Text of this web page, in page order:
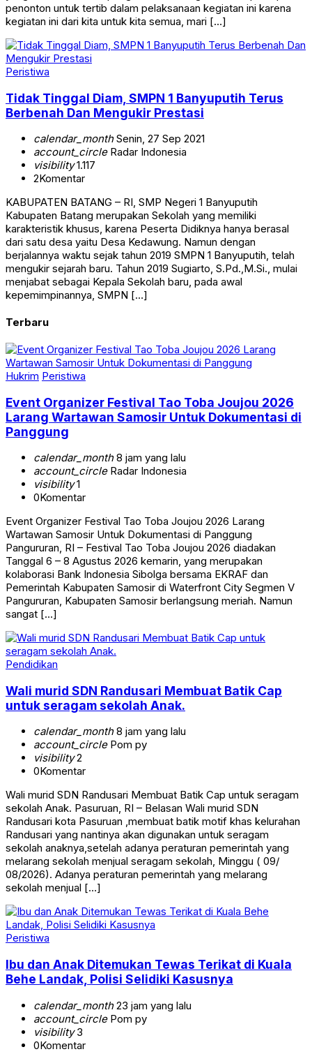
penonton untuk tertib dalam pelaksanaan kegiatan ini karena
kegiatan ini dari kita untuk kita semua, mari […]
Peristiwa
Tidak Tinggal Diam, SMPN 1 Banyuputih Terus
Berbenah Dan Mengukir Prestasi
calendar_monthSenin, 27 Sep 2021
account_circleRadar Indonesia
visibility1.117
2Komentar
KABUPATEN BATANG – RI, SMP Negeri 1 Banyuputih
Kabupaten Batang merupakan Sekolah yang memiliki
karakteristik khusus, karena Peserta Didiknya hanya berasal
dari satu desa yaitu Desa Kedawung. Namun dengan
berjalannya waktu sejak tahun 2019 SMPN 1 Banyuputih, telah
mengukir sejarah baru. Tahun 2019 Sugiarto, S.Pd.,M.Si., mulai
menjabat sebagai Kepala Sekolah baru, pada awal
kepemimpinannya, SMPN […]
Terbaru
Hukrim Peristiwa
Event Organizer Festival Tao Toba Joujou 2026
Larang Wartawan Samosir Untuk Dokumentasi di
Panggung
calendar_month8 jam yang lalu
account_circleRadar Indonesia
visibility1
0Komentar
Event Organizer Festival Tao Toba Joujou 2026 Larang
Wartawan Samosir Untuk Dokumentasi di Panggung
Pangururan, RI – Festival Tao Toba Joujou 2026 diadakan
Tanggal 6 – 8 Agustus 2026 kemarin, yang merupakan
kolaborasi Bank Indonesia Sibolga bersama EKRAF dan
Pemerintah Kabupaten Samosir di Waterfront City Segmen V
Pangururan, Kabupaten Samosir berlangsung meriah. Namun
sangat […]
Pendidikan
Wali murid SDN Randusari Membuat Batik Cap
untuk seragam sekolah Anak.
calendar_month8 jam yang lalu
account_circlePom py
visibility2
0Komentar
Wali murid SDN Randusari Membuat Batik Cap untuk seragam
sekolah Anak. Pasuruan, RI – Belasan Wali murid SDN
Randusari kota Pasuruan ,membuat batik motif khas kelurahan
Randusari yang nantinya akan digunakan untuk seragam
sekolah anaknya,setelah adanya peraturan pemerintah yang
melarang sekolah menjual seragam sekolah, Minggu ( 09/
08/2026). Adanya peraturan pemerintah yang melarang
sekolah menjual […]
Peristiwa
Ibu dan Anak Ditemukan Tewas Terikat di Kuala
Behe Landak, Polisi Selidiki Kasusnya
calendar_month23 jam yang lalu
account_circlePom py
visibility3
0Komentar